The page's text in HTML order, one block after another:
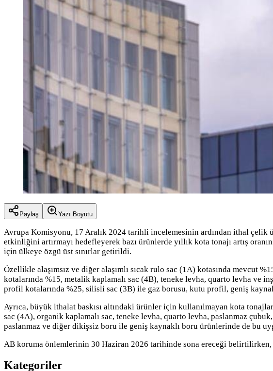
Paylaş Yazı Boyutu
Avrupa Komisyonu, 17 Aralık 2024 tarihli incelemesinin ardından ithal
etkinliğini artırmayı hedefleyerek bazı ürünlerde yıllık kota tonajı artış
için ülkeye özgü üst sınırlar getirildi.
Özellikle alaşımsız ve diğer alaşımlı sıcak rulo sac (1A) kotasında mevcut
kotalarında %15, metalik kaplamalı sac (4B), teneke levha, quarto levha ve
profil kotalarında %25, silisli sac (3B) ile gaz borusu, kutu profil, geniş
Ayrıca, büyük ithalat baskısı altındaki ürünler için kullanılmayan kota
sac (4A), organik kaplamalı sac, teneke levha, quarto levha, paslanmaz
paslanmaz ve diğer dikişsiz boru ile geniş kaynaklı boru ürünlerinde de bu
AB koruma önlemlerinin 30 Haziran 2026 tarihinde sona ereceği
Kategoriler